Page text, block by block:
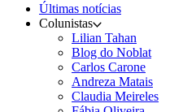
Últimas notícias
Colunistas
Lilian Tahan
Blog do Noblat
Carlos Carone
Andreza Matais
Claudia Meireles